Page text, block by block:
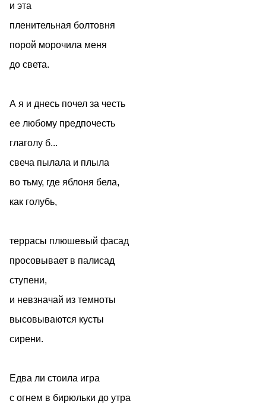
и эта
пленительная болтовня
порой морочила меня
до света.
А я и днесь почел за честь
ее любому предпочесть
глаголу б...
свеча пылала и плыла
во тьму, где яблоня бела,
как голубь,
террасы плюшевый фасад
просовывает в палисад
ступени,
и невзначай из темноты
высовываются кусты
сирени.
Едва ли стоила игра
с огнем в бирюльки до утра